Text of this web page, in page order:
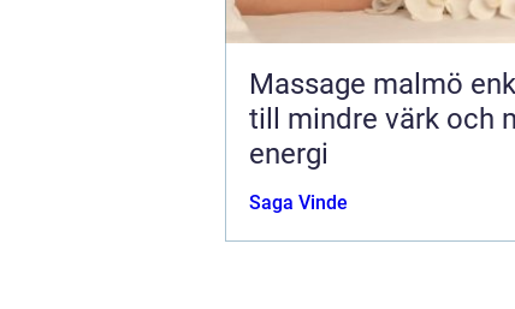
Massage malmö enkla vägar
till mindre värk och
energi
Saga Vinde